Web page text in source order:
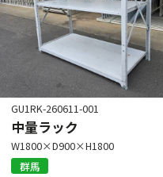
GU1RK-260611-001
中量ラック
W1800×D900×H1800
群馬